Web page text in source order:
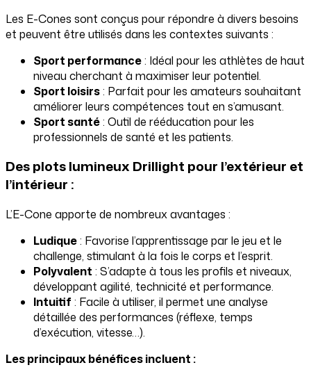
Les E-Cones sont conçus pour répondre à divers besoins
et peuvent être utilisés dans les contextes suivants :
Sport performance: Idéal pour les athlètes de haut
niveau cherchant à maximiser leur potentiel.
Sport loisirs: Parfait pour les amateurs souhaitant
améliorer leurs compétences tout en s’amusant.
Sport santé: Outil de rééducation pour les
professionnels de santé et les patients.
Des plots lumineux Drillight pour l’extérieur et
l’intérieur :
L’E-Cone apporte de nombreux avantages :
Ludique: Favorise l’apprentissage par le jeu et le
challenge, stimulant à la fois le corps et l’esprit.
Polyvalent : S’adapte à tous les profils et niveaux,
développant agilité, technicité et performance.
Intuitif : Facile à utiliser, il permet une analyse
détaillée des performances (réflexe, temps
d’exécution, vitesse…).
Les principaux bénéfices incluent :